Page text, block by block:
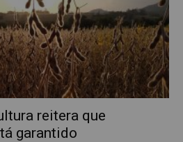
reitera que
garantido